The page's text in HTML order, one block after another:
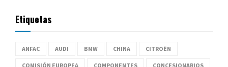
Etiquetas
ANFAC AUDI BMW CHINA CITROËN
COMISIÓN EUROPEA COMPONENTES CONCESIONARIOS